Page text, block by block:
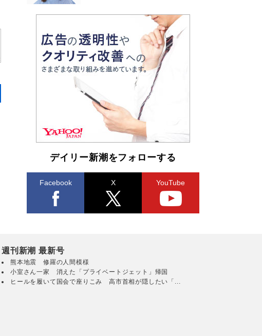
「なんで？ そんな馬鹿な……」90歳になった作
家・阿刀田高さんが、ひとり暮らしの生活を明か
和田秀樹の70代、80代向け新書がベスト3を独
占 上半期1位にも選出［新書ベストセラー］
Book Bang
デイリー新潮をフォローする
Facebook X YouTube
週刊新潮 最新号
熊本地震 修羅の人間模様
小室さん一家 消えた「プライベートジェット」帰国
ヒールを履いて国会で座りこみ 高市首相が隠したい「...